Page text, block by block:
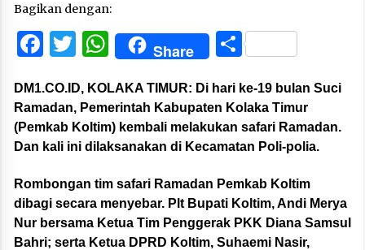
Bagikan dengan:
Facebook
Twitter
WhatsApp
Share Share
DM1.CO.ID, KOLAKA TIMUR: Di hari ke-19 bulan Suci
Ramadan, Pemerintah Kabupaten Kolaka Timur
(Pemkab Koltim) kembali melakukan safari Ramadan.
Dan kali ini dilaksanakan di Kecamatan Poli-polia.
Rombongan tim safari Ramadan Pemkab Koltim
dibagi secara menyebar. Plt Bupati Koltim, Andi Merya
Nur bersama Ketua Tim Penggerak PKK Diana Samsul
Bahri; serta Ketua DPRD Koltim, Suhaemi Nasir,